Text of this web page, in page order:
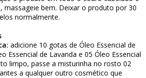
bem. Deixar o produto por 30
normalmente.
adicione 10 gotas de Óleo Essencial de
Essencial de Lavanda e 05 Óleo Essencial
limpo, passe a misturinha no rosto 02
a qualquer outro cosmético que